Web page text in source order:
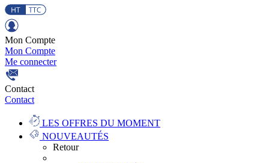
Mon Compte
Mon Compte
Me connecter
Contact
Contact
LES OFFRES DU MOMENT
NOUVEAUTÉS
Retour